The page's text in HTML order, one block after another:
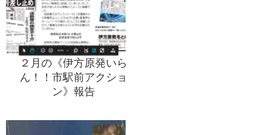
２月の《伊方原発いら
ん！！市駅前アクショ
ン》報告